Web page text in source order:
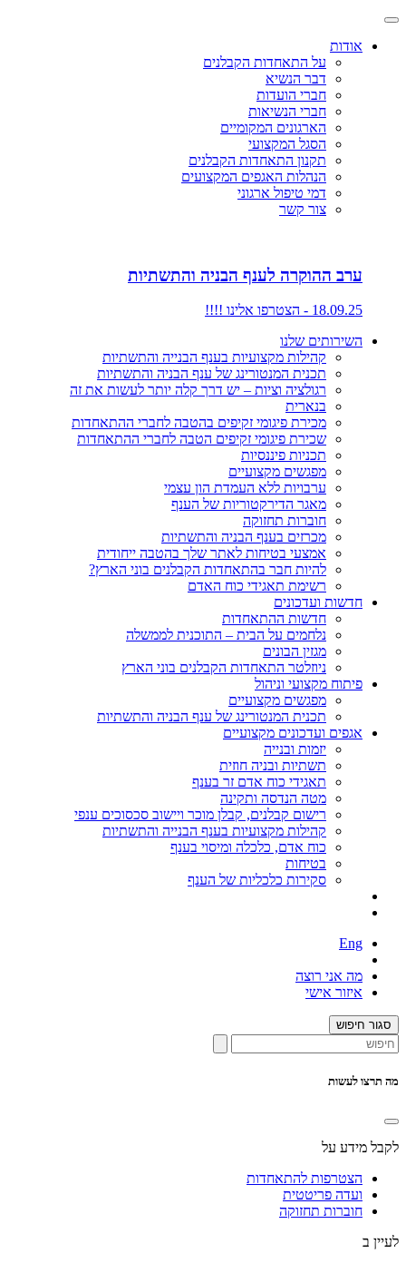
אודות
על התאחדות הקבלנים
דבר הנשיא
חברי הועדות
חברי הנשיאות
הארגונים המקומיים
הסגל המקצועי
תקנון התאחדות הקבלנים
הנהלות האגפים המקצועים
דמי טיפול ארגוני
צור קשר
ערב ההוקרה לענף הבניה והתשתיות
18.09.25 - הצטרפו אלינו !!!!
השירותים שלנו
קהילות מקצועיות בענף הבנייה והתשתיות
תכנית המנטורינג של ענף הבניה והתשתיות
רגולציה וציות – יש דרך קלה יותר לעשות את זה
בנארית
מכירת פיגומי זקיפים בהטבה לחברי ההתאחדות
שכירת פיגומי זקיפים הטבה לחברי ההתאחדות
תכניות פיננסיות
מפגשים מקצועיים
ערבויות ללא העמדת הון עצמי
מאגר הדירקטוריות של הענף
חוברות תחזוקה
מכרזים בענף הבניה והתשתיות
אמצעי בטיחות לאתר שלך בהטבה ייחודית
להיות חבר בהתאחדות הקבלנים בוני הארץ?
רשימת תאגידי כוח האדם
חדשות ועדכונים
חדשות ההתאחדות
נלחמים על הבית – התוכנית לממשלה
מגזין הבונים
ניוזלטר התאחדות הקבלנים בוני הארץ
פיתוח מקצועי וניהול
מפגשים מקצועיים
תכנית המנטורינג של ענף הבניה והתשתיות
אגפים ועדכונים מקצועיים
יזמות ובנייה
תשתיות ובניה חוזית
תאגידי כוח אדם זר בענף
מטה הנדסה ותקינה
רישום קבלנים, קבלן מוכר ויישוב סכסוכים ענפי
קהילות מקצועיות בענף הבנייה והתשתיות
כוח אדם, כלכלה ומיסוי בענף
בטיחות
סקירות כלכליות של הענף
Eng
מה אני רוצה
איזור אישי
סגור חיפוש
מה תרצו לעשות
לקבל מידע על
הצטרפות להתאחדות
ועדה פריטטית
חוברות תחזוקה
לעיין ב